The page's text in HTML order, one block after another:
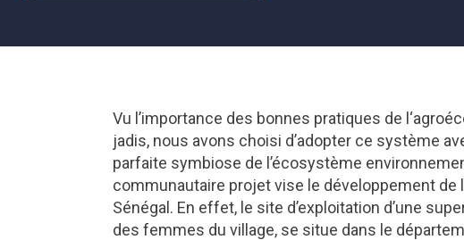
Vu l’importance des bonnes pratiques de
jadis, nous avons choisi d’adopter ce système
parfaite symbiose de l’écosystème
communautaire projet vise le développement
Sénégal. En effet, le site d’exploitation d’une
des femmes du village, se situe dans le